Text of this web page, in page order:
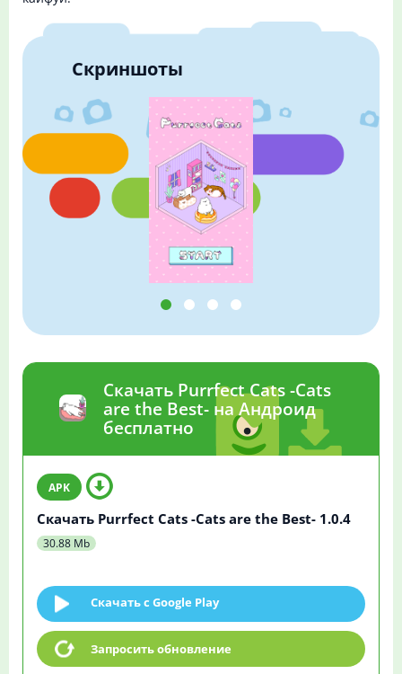
Скриншоты
Скачать Purrfect Cats -Cats
are the Best- на Андроид
бесплатно
Скачать Purrfect Cats -Cats are the Best- 1.0.4
30.88 Mb
Скачать c Google Play
Запросить обновление